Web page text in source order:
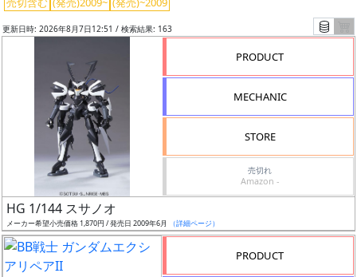
リ
ー
ワ
ー
更新日時: 2026年8月7日12:51 / 検索結果: 163
PRODUCT
MECHANIC
STORE
売切れ
Amazon -
HG 1/144 スサノオ
メーカー希望小売価格 1,870円 / 発売日 2009年6月 （詳細ページ）
PRODUCT